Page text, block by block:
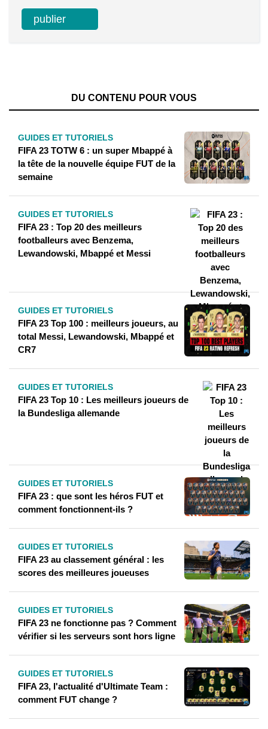
DU CONTENU POUR VOUS
GUIDES ET TUTORIELS
FIFA 23 TOTW 6 : un super Mbappé à
la tête de la nouvelle équipe FUT de la
semaine
GUIDES ET TUTORIELS
FIFA 23 : Top 20 des meilleurs
footballeurs avec Benzema,
Lewandowski, Mbappé et Messi
GUIDES ET TUTORIELS
FIFA 23 Top 100 : meilleurs joueurs, au
total Messi, Lewandowski, Mbappé et
CR7
GUIDES ET TUTORIELS
FIFA 23 Top 10 : Les meilleurs joueurs de
la Bundesliga allemande
GUIDES ET TUTORIELS
FIFA 23 : que sont les héros FUT et
comment fonctionnent-ils ?
GUIDES ET TUTORIELS
FIFA 23 au classement général : les
scores des meilleures joueuses
GUIDES ET TUTORIELS
FIFA 23 ne fonctionne pas ? Comment
vérifier si les serveurs sont hors ligne
GUIDES ET TUTORIELS
FIFA 23, l'actualité d'Ultimate Team :
comment FUT change ?